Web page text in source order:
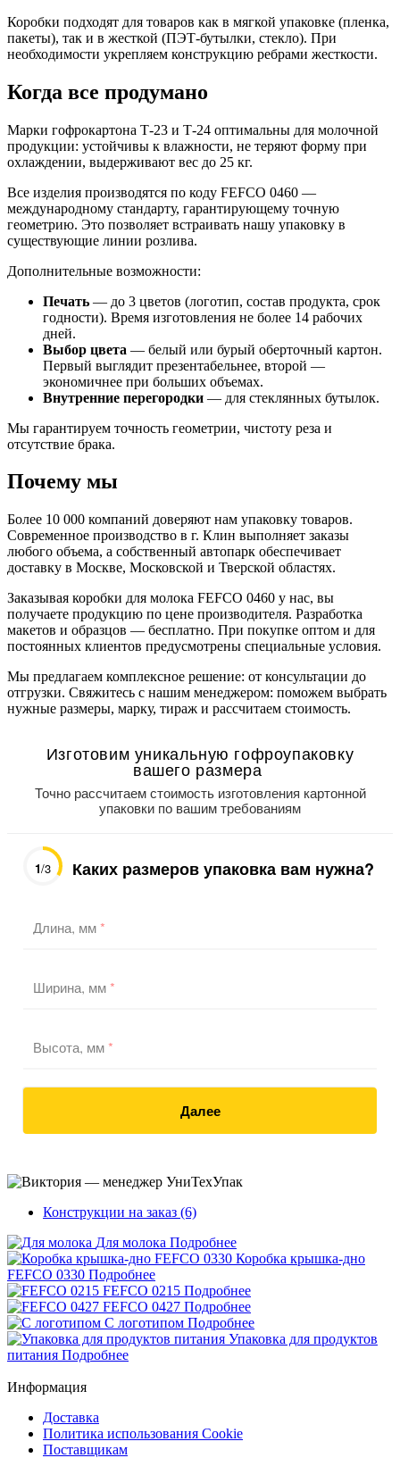
Коробки подходят для товаров как в мягкой упаковке (пленка,
пакеты), так и в жесткой (ПЭТ-бутылки, стекло). При
необходимости укрепляем конструкцию ребрами жесткости.
Когда все продумано
Марки гофрокартона Т-23 и Т-24 оптимальны для молочной
продукции: устойчивы к влажности, не теряют форму при
охлаждении, выдерживают вес до 25 кг.
Все изделия производятся по коду FEFCO 0460 —
международному стандарту, гарантирующему точную
геометрию. Это позволяет встраивать нашу упаковку в
существующие линии розлива.
Дополнительные возможности:
Печать — до 3 цветов (логотип, состав продукта, срок
годности). Время изготовления не более 14 рабочих
дней.
Выбор цвета — белый или бурый оберточный картон.
Первый выглядит презентабельнее, второй —
экономичнее при больших объемах.
Внутренние перегородки — для стеклянных бутылок.
Мы гарантируем точность геометрии, чистоту реза и
отсутствие брака.
Почему мы
Более 10 000 компаний доверяют нам упаковку товаров.
Современное производство в г. Клин выполняет заказы
любого объема, а собственный автопарк обеспечивает
доставку в Москве, Московской и Тверской областях.
Заказывая коробки для молока FEFCO 0460 у нас, вы
получаете продукцию по цене производителя. Разработка
макетов и образцов — бесплатно. При покупке оптом и для
постоянных клиентов предусмотрены специальные условия.
Мы предлагаем комплексное решение: от консультации до
отгрузки. Свяжитесь с нашим менеджером: поможем выбрать
нужные размеры, марку, тираж и рассчитаем стоимость.
Изготовим уникальную гофроупаковку
вашего размера
Точно рассчитаем стоимость изготовления картонной
упаковки по вашим требованиям
1/3 Каких размеров упаковка вам нужна?
Длина, мм*
Ширина, мм*
Высота, мм*
Далее
Конструкции на заказ (6)
Для молока Подробнее
Коробка крышка-дно
FEFCO 0330 Подробнее
FEFCO 0215 Подробнее
FEFCO 0427 Подробнее
С логотипом Подробнее
Упаковка для продуктов
питания Подробнее
Информация
Доставка
Политика использования Cookie
Поставщикам